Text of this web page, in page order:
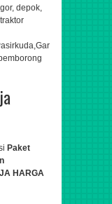
depok,
Paket
HARGA